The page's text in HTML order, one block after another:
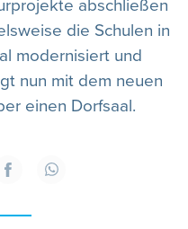
abschließen
die Schulen in
modernisiert und
nun mit dem neuen
einen Dorfsaal.